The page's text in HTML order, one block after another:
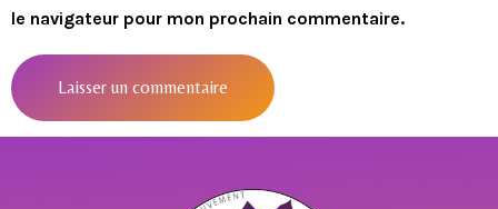
le navigateur pour mon prochain commentaire.